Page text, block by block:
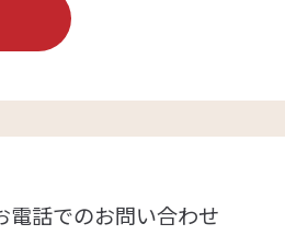
電話でのお問い合わせ